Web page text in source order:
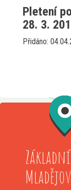
Pletení
28. 3.
Přidáno: